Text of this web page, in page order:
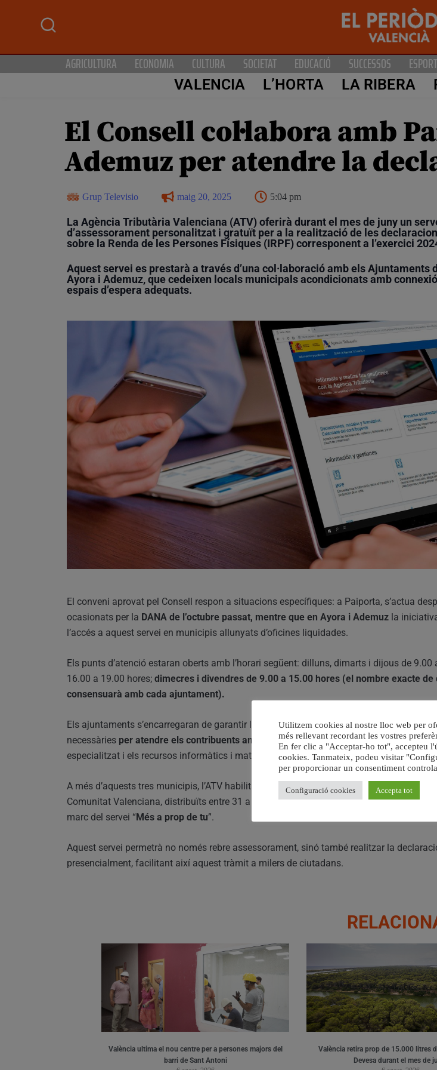
AGRICULTURA ECONOMIA CULTURA SOCIETAT EDUCACIÓ SUCCESSOS
VALENCIA L’HORTA LA RIBERA
El Consell col·labora amb
Ademuz per atendre la
Grup Televisio maig 20, 2025 5:04 pm
La Agència Tributària Valenciana (ATV) oferirà durant el mes de juny un
d’assessorament personalitzat i gratuït per a la realització de les
sobre la Renda de les Persones Físiques (IRPF) corresponent a l’exercici
Aquest servei es prestarà a través d’una col·laboració amb els Ajuntaments
Ayora i Ademuz, que cedeixen locals municipals acondicionats amb
espais d’espera adequats.
El conveni aprovat pel Consell respon a situacions específiques: a Paiporta, s’actua
ocasionats per la DANA de l’octubre passat, mentre que en Ayora i Ademuz la
l’accés a aquest servei en municipis allunyats d’oficines liquidades.
Els punts d’atenció estaran oberts amb l’horari següent: dilluns, dimarts i dijous de 9.00
16.00 a 19.00 hores; dimecres i divendres de 9.00 a 15.00 hores (el nombre exacte de
consensuarà amb cada ajuntament).
Els ajuntaments s’encarregaran de garantir la plena accessibilitat dels locals, així com
necessàries per atendre els contribuents amb comoditat.La Generalitat aportarà el
especialitzat i els recursos informàtics i materials necessaris per a la gestió.
A més d’aquests tres municipis, l’ATV habilitarà un total de 68 punts d’atenció presencial
Comunitat Valenciana, distribuïts entre 31 a la província de València, 26 a Alacant i 11 a
marc del servei “Més a prop de tu”.
Aquest servei permetrà no només rebre assessorament, sinó també realitzar la
presencialment, facilitant així aquest tràmit a milers de ciutadans.
València ultima el nou centre per a persones majors del
barri de Sant Antoni
València retira prop de 15.000 litres
Devesa durant el mes de
Utilitzem cookies al nostre lloc web per
més rellevant recordant les vostres
En fer clic a "Acceptar-ho tot", accepteu
cookies. Tanmateix, podeu visitar
per proporcionar un consentiment
Configuració cookies Accepta tot